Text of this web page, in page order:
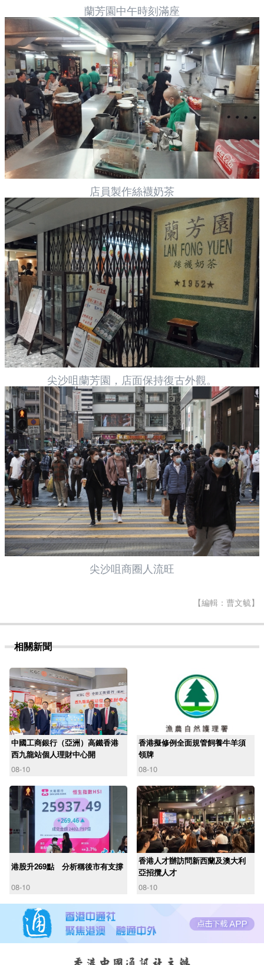
蘭芳園中午時刻滿座
店員製作絲襪奶茶
尖沙咀蘭芳園，店面保持復古外觀。
尖沙咀商圈人流旺
【編輯：曹文毓】
相關新聞
中國工商銀行（亞洲）高鐵香港
西九龍站個人理財中心開
08-10
香港擬修例全面規管飼養牛羊須
領牌
08-10
港股升269點 分析稱後市有支撐
08-10
香港人才辦訪問新西蘭及澳大利
亞招攬人才
08-10